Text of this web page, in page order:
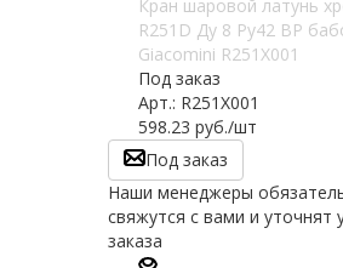
Кран шаровой латунь
R251D Ду 8 Ру42 ВР
Giacomini R251X001
Под заказ
Арт.: R251X001
598.23 руб./шт
Под заказ
Наши менеджеры
свяжутся с вами и уточнят
заказа